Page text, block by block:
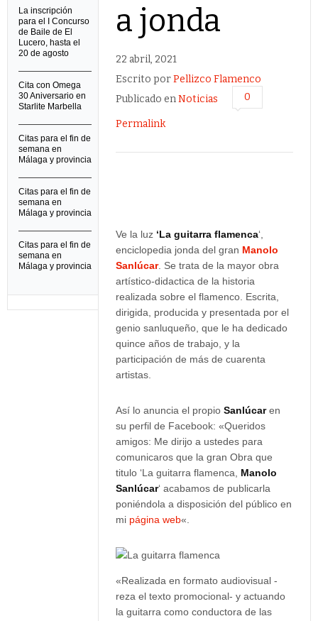
a jonda
22 abril, 2021
Escrito porPellizco Flamenco
Publicado enNoticias 0
Permalink
Ve la luz ‘La guitarra flamenca‘,
enciclopedia jonda del gran Manolo
Sanlúcar. Se trata de la mayor obra
artístico-didactica de la historia
realizada sobre el flamenco. Escrita,
dirigida, producida y presentada por el
genio sanluqueño, que le ha dedicado
quince años de trabajo, y la
participación de más de cuarenta
artistas.
Así lo anuncia el propioSanlúcaren
su perfil de Facebook: «Queridos
amigos: Me dirijo a ustedes para
comunicaros que la gran Obra que
titulo ‘La guitarra flamenca, Manolo
Sanlúcar‘ acabamos de publicarla
poniéndola a disposición del público en
mi página web«.
«Realizada en formato audiovisual -
reza el texto promocional- y actuando
la guitarra como conductora de las
La inscripción
para el I Concurso
de Baile de El
Lucero, hasta el
20 de agosto
Cita con Omega
30 Aniversario en
Starlite Marbella
Citas para el fin de
semana en
Málaga y provincia
Citas para el fin de
semana en
Málaga y provincia
Citas para el fin de
semana en
Málaga y provincia